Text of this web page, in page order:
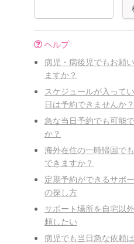
ヘルプ
病児・病後児でもお願
ますか？
スケジュールが入って
日は予約できませんか？
急な当日予約でも可能
か？
海外在住の一時帰国で
できますか？
定期予約ができるサポ
の探し方
サポート場所を自宅以
頼したい
病児でも当日急な依頼